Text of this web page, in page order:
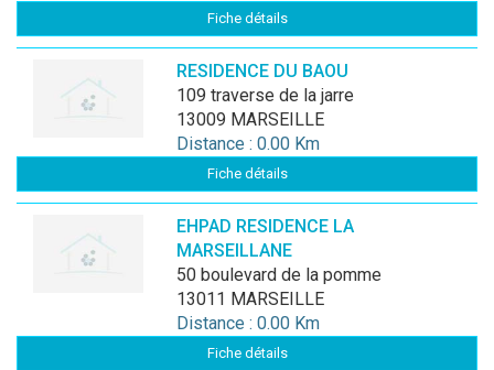
Fiche détails
RESIDENCE DU BAOU
109 traverse de la jarre
13009 MARSEILLE
Distance : 0.00 Km
Fiche détails
EHPAD RESIDENCE LA
MARSEILLANE
50 boulevard de la pomme
13011 MARSEILLE
Distance : 0.00 Km
Fiche détails